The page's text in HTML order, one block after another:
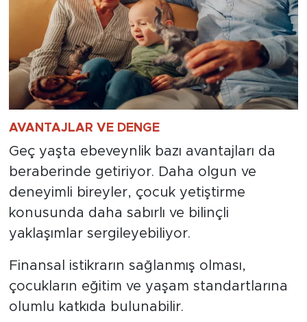
AVANTAJLAR VE DENGE
Geç yaşta ebeveynlik bazı avantajları da
beraberinde getiriyor. Daha olgun ve
deneyimli bireyler, çocuk yetiştirme
konusunda daha sabırlı ve bilinçli
yaklaşımlar sergileyebiliyor.
Finansal istikrarın sağlanmış olması,
çocukların eğitim ve yaşam standartlarına
olumlu katkıda bulunabilir.